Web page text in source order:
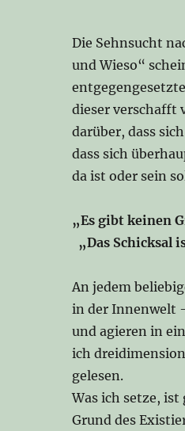
Die Sehnsucht
und Wieso“
dieser verschafft
darüber, dass
dass sich
da ist oder sein
„Es gibt keinen
„Das Schicksal
An jedem
in der Innenwelt
und agieren in
ich
gelesen.
Was ich setze, ist
Grund des